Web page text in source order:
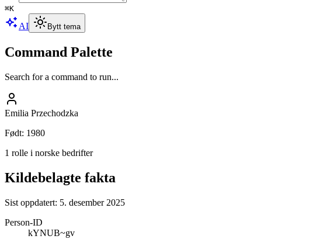
⌘K
AI Bytt tema
Command Palette
Search for a command to run...
Emilia Przechodzka
Født: 1980
1 rolle i norske bedrifter
Kildebelagte fakta
Sist oppdatert: 5. desember 2025
Person-ID
kYNUB~gv